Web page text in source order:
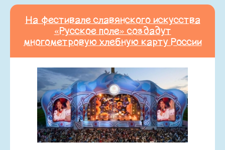
На фестивале славянского искусства
«Русское поле» создадут
многометровую хлебную карту России